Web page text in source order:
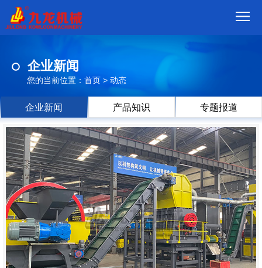
品
视
频
现
场
方
案
动
态
联
系
郑
企业新闻
您的当前位置： 首页 > 动态
企业新闻 产品知识 专题报道